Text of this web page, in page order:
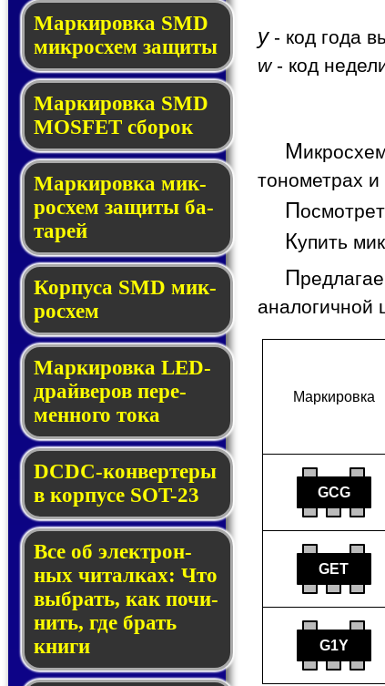
Мар­ки­ров­ка SMD
мик­рос­хем защиты
Мар­ки­ров­ка SMD
MOSFET сбо­рок
Мар­ки­ров­ка мик­
ро­схем за­щи­ты ба­
та­рей
Корпуса SMD мик­
ро­схем
Маркировка LED-
драй­ве­ров пе­ре­
мен­но­го то­ка
DCDC-кон­вер­те­ры
в кор­пу­се SOT-23
Все об элек­трон­
ных чи­тал­ках: Что
выб­рать, как по­чи­
нить, где брать
кни­ги
y- код года
w- код
М
тонометрах и
П
Купить
П
аналогичной
Мар­ки­ров­ка
GCG
GET
G1Y